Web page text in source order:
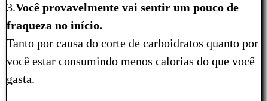
3.Você provavelmente vai sentir um pouco de
fraqueza no início.
Tanto por causa do corte de carboidratos quanto por
você estar consumindo menos calorias do que você
gasta.